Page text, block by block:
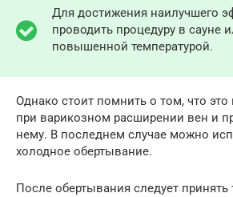
Для достижения наилучшего
проводить процедуру в сауне
повышенной температурой.
Однако стоит помнить о том, что это
при варикозном расширении вен и
нему. В последнем случае можно
холодное обертывание.
После обертывания следует